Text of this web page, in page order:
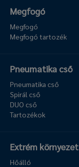
Megfogó
Megfogó
Megfogó tartozék
Pneumatika cső
Pneumatika cső
Spirál cső
DUO cső
Tartozékok
Extrém környezet
Hőálló